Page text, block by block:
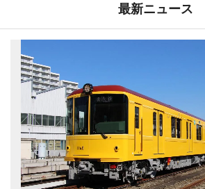
最新ニュース